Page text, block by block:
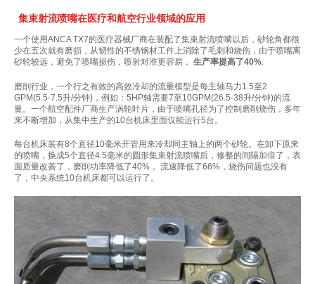
集束射流喷嘴在医疗和航空行业领域的应用
一个使用ANCA TX7的医疗器械厂商在装配了集束射流喷嘴以后，砂轮角都很
少在五次就有磨损，从韧性的不锈钢材工件上消除了毛刺和烧伤，由于喷嘴离
砂轮较远，避免了喷嘴损伤，喷射对准更容易， 生产率提高了40%.
磨削行业，一个行之有效的高效冷却的流量模型是每主轴马力1.5至2
GPM(5.5-7.5升/分钟)，例如：5HP轴需要7至10GPM(26.5-38升/分钟)的流
量。一个航空配件厂商生产涡轮叶片，由于喷嘴孔径为了控制磨削烧伤，多年
来不断增加，从集中生产的10台机床里面仅能运行5台。
每台机床装有8个直径10毫米开管用来冷却同主轴上的两个砂轮。在卸下原来
的喷嘴，换成5个直径4.5毫米的圆形集束射流喷嘴后，修整的间隔加倍了，表
面质量改善了，磨削功率降低了40%， 流速降低了66%，烧伤问题也没有
了，中央系统10台机床都可以运行了。